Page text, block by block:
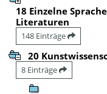
18 Einzelne
Literaturen
148 Einträge
20
8 Einträge